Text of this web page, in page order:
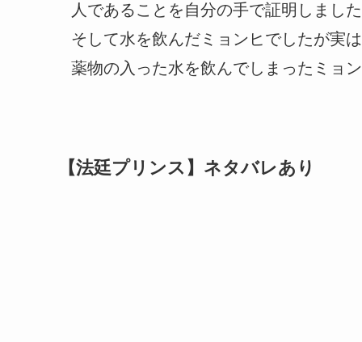
人であることを自分の手で証明しまし
そして水を飲んだミョンヒでしたが実
薬物の入った水を飲んでしまったミョ
【法廷プリンス】ネタバレあり